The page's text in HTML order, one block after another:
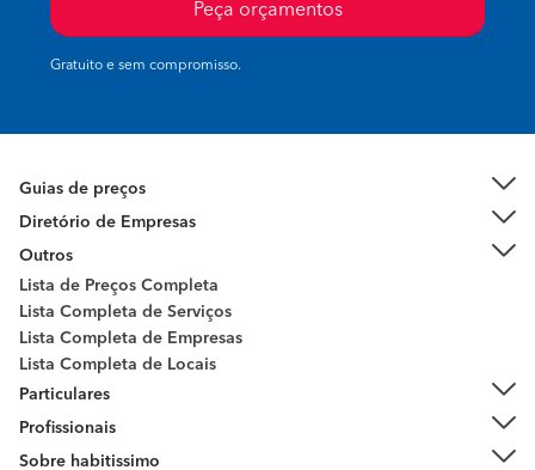
Peça orçamentos
Gratuito e sem compromisso.
Guias de preços
Diretório de Empresas
Outros
Lista de Preços Completa
Lista Completa de Serviços
Lista Completa de Empresas
Lista Completa de Locais
Particulares
Profissionais
Sobre habitissimo